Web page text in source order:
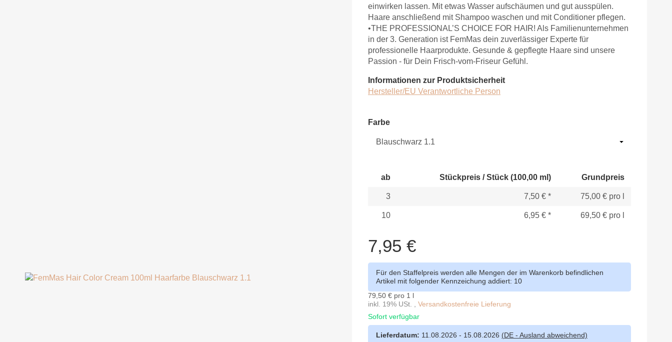
einwirken lassen. Mit etwas Wasser aufschäumen und gut ausspülen.
Haare anschließend mit Shampoo waschen und mit Conditioner pflegen.
•THE PROFESSIONAL’S CHOICE FOR HAIR! Als Familienunternehmen
in der 3. Generation ist FemMas dein zuverlässiger Experte für
professionelle Haarprodukte. Gesunde & gepflegte Haare sind unsere
Passion - für Dein Frisch-vom-Friseur Gefühl.
Informationen zur Produktsicherheit
Hersteller/EU Verantwortliche Person
Farbe
ab Stückpreis / Stück (100,00 ml) Grundpreis
3 7,50 €* 75,00 € pro l
10 6,95 €* 69,50 € pro l
7,95 €
Für den Staffelpreis werden alle Mengen der im Warenkorb befindlichen
Artikel mit folgender Kennzeichung addiert: 10
79,50 € pro 1 l
inkl. 19% USt. , Versandkostenfreie Lieferung
Sofort verfügbar
Lieferdatum: 11.08.2026 - 15.08.2026 (DE - Ausland abweichend)